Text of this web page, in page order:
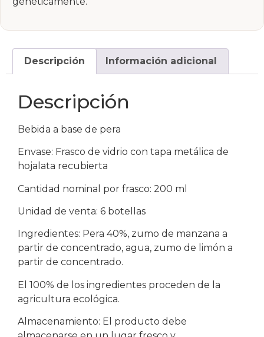
Descripción Información adicional
Descripción
Bebida a base de pera
Envase: Frasco de vidrio con tapa metálica de
hojalata recubierta
Cantidad nominal por frasco: 200 ml
Unidad de venta: 6 botellas
Ingredientes: Pera 40%, zumo de manzana a
partir de concentrado, agua, zumo de limón a
partir de concentrado.
El 100% de los ingredientes proceden de la
agricultura ecológica.
Almacenamiento: El producto debe